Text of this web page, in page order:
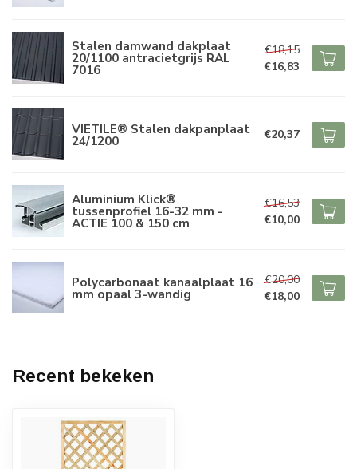
Stalen damwand dakplaat
20/1100 antracietgrijs RAL
7016
€18,15
€16,83
VIETILE® Stalen dakpanplaat
24/1200 €20,37
Aluminium Klick®
tussenprofiel 16-32 mm -
ACTIE 100 & 150 cm
€16,53
€10,00
Polycarbonaat kanaalplaat 16
mm opaal 3-wandig
€20,00
€18,00
Recent bekeken